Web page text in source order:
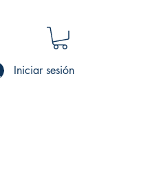
Iniciar sesión